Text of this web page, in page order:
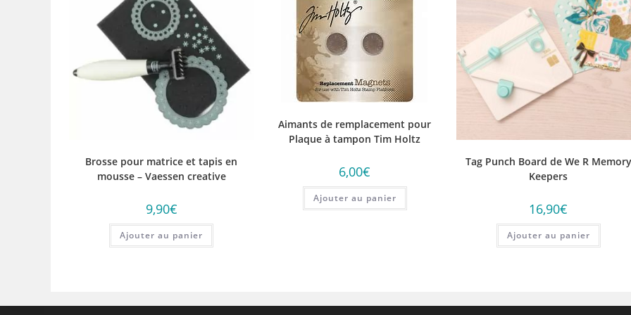
Brosse pour matrice et tapis en
mousse – Vaessen creative
9,90€
Ajouter au panier
Aimants de remplacement pour
Plaque à tampon Tim Holtz
6,00€
Ajouter au panier
Tag Punch Board de We R Memory
Keepers
16,90€
Ajouter au panier